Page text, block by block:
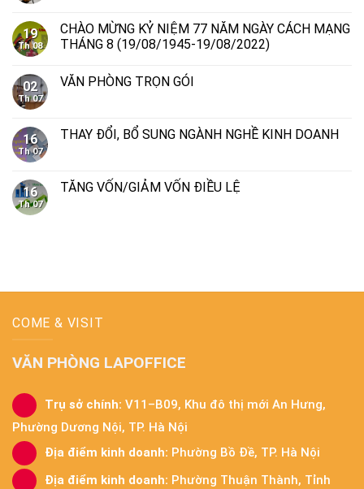
19
Th 08
CHÀO MỪNG KỶ NIỆM 77 NĂM NGÀY CÁCH MẠNG
THÁNG 8 (19/08/1945-19/08/2022)
02
Th 07
VĂN PHÒNG TRỌN GÓI
16
Th 07
THAY ĐỔI, BỔ SUNG NGÀNH NGHỀ KINH DOANH
16
Th 07
TĂNG VỐN/GIẢM VỐN ĐIỀU LỆ
COME & VISIT
VĂN PHÒNG LAPOFFICE
Trụ sở chính: V11–B09, Khu đô thị mới An Hưng,
Phường Dương Nội, TP. Hà Nội
Địa điểm kinh doanh: Phường Bồ Đề, TP. Hà Nội
Địa điểm kinh doanh: Phường Thuận Thành, Tỉnh